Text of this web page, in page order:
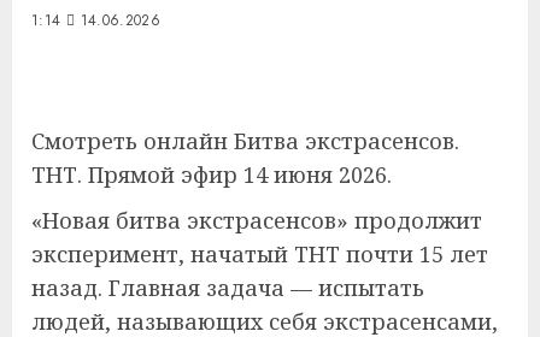
1:14 14.06.2026
Смотреть онлайн Битва экстрасенсов.
ТНТ. Прямой эфир 14 июня 2026.
«Новая битва экстрасенсов» продолжит
эксперимент, начатый ТНТ почти 15 лет
назад. Главная задача — испытать
людей, называющих себя экстрасенсами,